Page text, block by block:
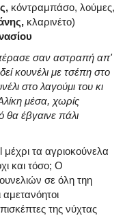
κόντραμπάσο, λούμες,
κλαρινέτο)
πέρασε σαν αστραπή απ'
κουνέλι με τσέπη στο
στο λαγούμι του κι
μέσα, χωρίς
θα έβγαινε πάλι
τα αγριοκούνελα
και τόσο; Ο
σε όλη τηη
της νύχτας